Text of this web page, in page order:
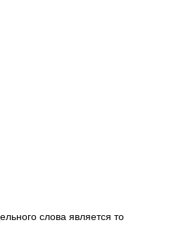
слова является то